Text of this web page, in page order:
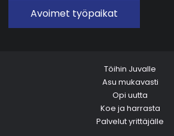
Avoimet työpaikat
Töihin Juvalle
Asu mukavasti
Opi uutta
Koe ja harrasta
Palvelut yrittäjälle